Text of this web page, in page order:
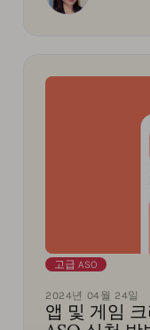
고급 ASO
2024년 04월 24일
앱 및 게임